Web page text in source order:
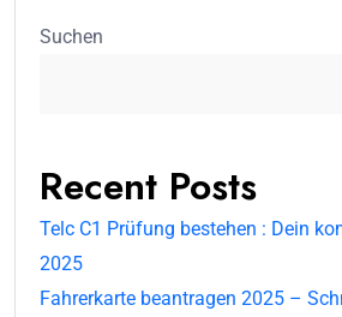
Suchen
Recent Posts
Telc C1 Prüfung bestehen : Dein
2025
Fahrerkarte beantragen 2025 –